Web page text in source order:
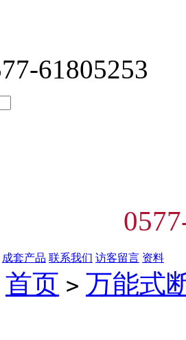
61805253
成套产品 联系我们 访客留言 资料
首页 > 万能式